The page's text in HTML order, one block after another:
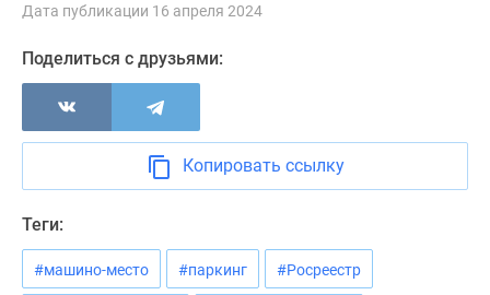
недвижимости
Мнение
эксперта
Аналитика
рынка
Эксперты
авторы
Дата публикации 16 апреля 2024
Поделиться с друзьями:
Копировать ссылку
Теги:
#машино-место #паркинг #Росреестр